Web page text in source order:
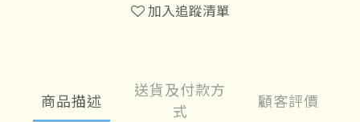
加入追蹤清單
商品描述
送貨及付款方
式
顧客評價